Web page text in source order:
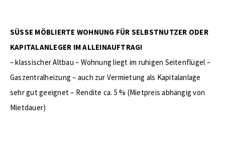
SÜSSE MÖBLIERTE WOHNUNG FÜR SELBSTNUTZER ODER
KAPITALANLEGER IM ALLEINAUFTRAG!
– klassischer Altbau – Wohnung liegt im ruhigen Seitenflügel –
Gaszentralheizung – auch zur Vermietung als Kapitalanlage
sehr gut geeignet – Rendite ca. 5 % (Mietpreis abhängig von
Mietdauer)